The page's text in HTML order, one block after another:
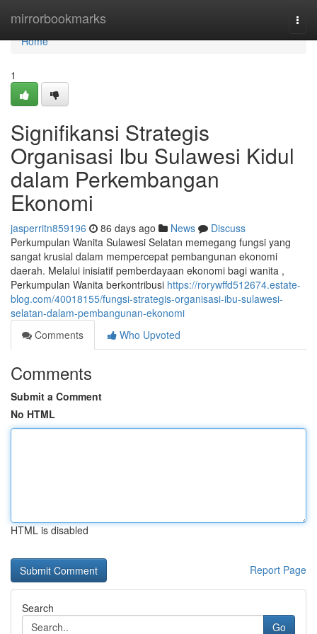
mirrorbookmarks
Home
Home
1
Signifikansi Strategis
Organisasi Ibu Sulawesi Kidul
dalam Perkembangan
Ekonomi
jasperritn859196 86 days ago News
Discuss
Perkumpulan Wanita Sulawesi Selatan memegang fungsi yang
sangat krusial dalam mempercepat pembangunan ekonomi
daerah. Melalui inisiatif pemberdayaan ekonomi bagi wanita ,
Perkumpulan Wanita berkontribusi https://rorywffd512674.estate-
blog.com/40018155/fungsi-strategis-organisasi-ibu-sulawesi-
selatan-dalam-pembangunan-ekonomi
Comments
Who Upvoted
Comments
Submit a Comment
No HTML
HTML is disabled
Report Page
Search
Go